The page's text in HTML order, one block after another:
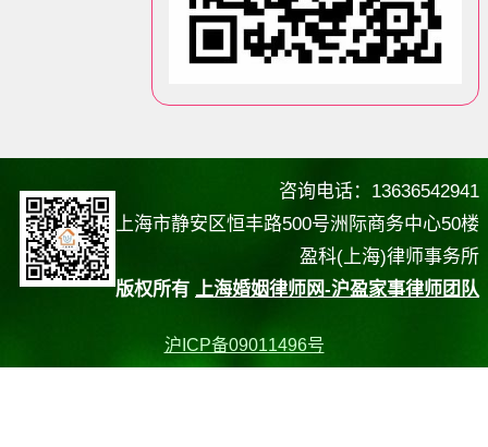
咨询电话：13636542941
上海市静安区恒丰路500号洲际商务中心50楼
盈科(上海)律师事务所
版权所有 上海婚姻律师网-沪盈家事律师团队
沪ICP备09011496号